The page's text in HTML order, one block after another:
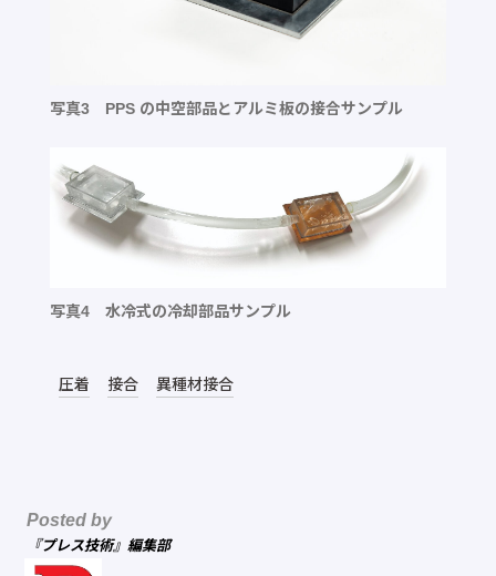
写真3 PPS の中空部品とアルミ板の接合サンプル
写真4 水冷式の冷却部品サンプル
圧着 接合 異種材接合
Posted by
『プレス技術』編集部